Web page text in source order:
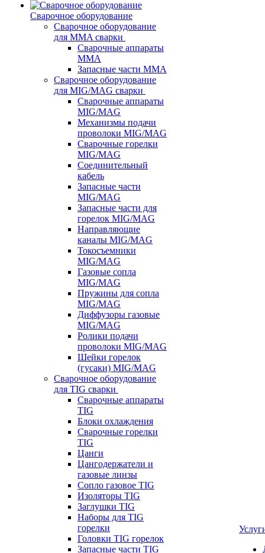
Сварочное оборудование
Сварочное оборудование
для MMA сварки
Сварочные аппараты
MMA
Запасные части MMA
Сварочное оборудование
для MIG/MAG сварки
Сварочные аппараты
MIG/MAG
Механизмы подачи
проволоки MIG/MAG
Сварочные горелки
MIG/MAG
Соединительный
кабель
Запасные части
MIG/MAG
Запасные части для
горелок MIG/MAG
Направляющие
каналы MIG/MAG
Токосъемники
MIG/MAG
Газовые сопла
MIG/MAG
Пружины для сопла
MIG/MAG
Диффузоры газовые
MIG/MAG
Ролики подачи
проволоки MIG/MAG
Шейки горелок
(гусаки) MIG/MAG
Сварочное оборудование
для TIG сварки
Сварочные аппараты
TIG
Блоки охлаждения
Сварочные горелки
TIG
Цанги
Цангодержатели и
газовые линзы
Сопло газовое TIG
Изоляторы TIG
Заглушки TIG
Наборы для TIG
горелки
Головки TIG горелок
Запасные части TIG